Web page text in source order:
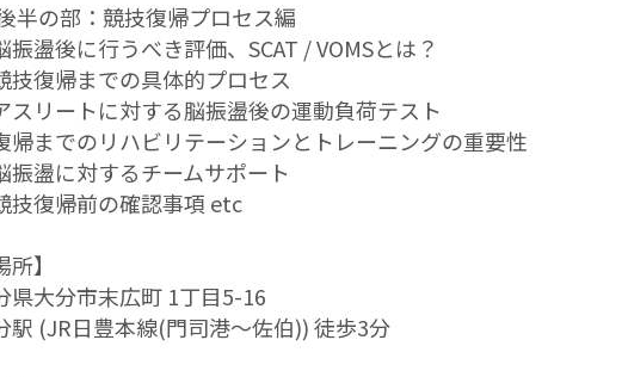
半の部：競技復帰プロセス編
振盪後に行うべき評価、SCAT / VOMSとは？
技復帰までの具体的プロセス
スリートに対する脳振盪後の運動負荷テスト
帰までのリハビリテーションとトレーニングの重要性
振盪に対するチームサポート
技復帰前の確認事項 etc
所】
県大分市末広町 1丁目5-16
駅 (JR日豊本線(門司港～佐伯)) 徒歩3分